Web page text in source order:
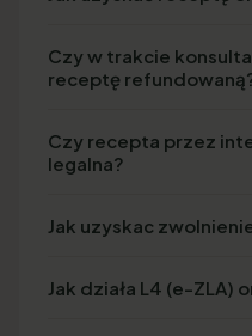
Czy w trakcie
receptę
Czy recepta przez
legalna?
Jak uzyskac
Jak działa L4 (e-ZLA)